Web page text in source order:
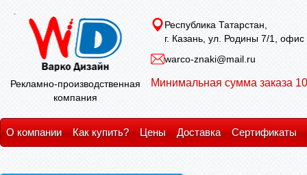
Рекламно-производственная
компания
Республика Татарстан,
г. Казань, ул. Родины 7/1, офис
warco-znaki@mail.ru
Минимальная сумма заказа
О компании Как купить? Цены Доставка Сертификаты